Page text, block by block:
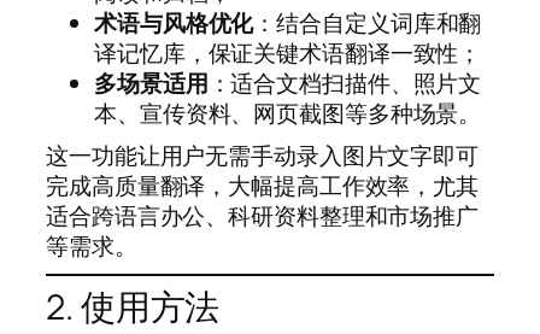
术语与风格优化：结合自定义词库和翻
译记忆库，保证关键术语翻译一致性；
多场景适用 ：适合文档扫描件、照片文
本、宣传资料、网页截图等多种场景。
这一功能让用户无需手动录入图片文字即可
完成高质量翻译，大幅提高工作效率，尤其
适合跨语言办公、科研资料整理和市场推广
等需求。
2. 使用方法